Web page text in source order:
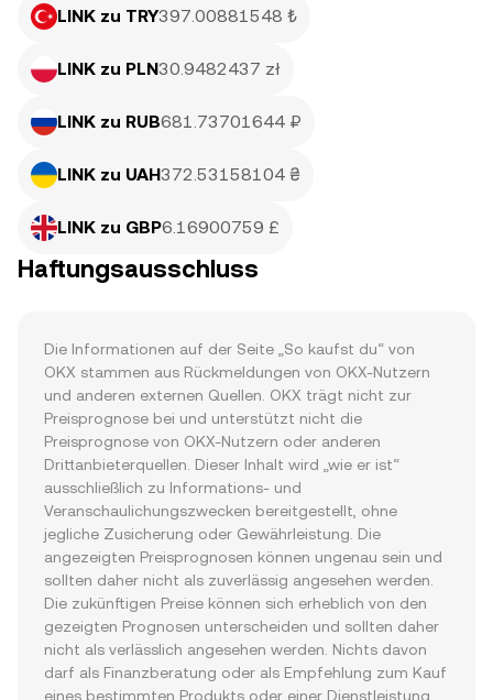
LINK zu TRY397.00881548 ₺
LINK zu PLN30.9482437 zł
LINK zu RUB681.73701644 ₽
LINK zu UAH372.53158104 ₴
LINK zu GBP6.16900759 £
Haftungsausschluss
Die Informationen auf der Seite „So kaufst du“ von
OKX stammen aus Rückmeldungen von OKX-Nutzern
und anderen externen Quellen. OKX trägt nicht zur
Preisprognose bei und unterstützt nicht die
Preisprognose von OKX-Nutzern oder anderen
Drittanbieterquellen. Dieser Inhalt wird „wie er ist“
ausschließlich zu Informations- und
Veranschaulichungszwecken bereitgestellt, ohne
jegliche Zusicherung oder Gewährleistung. Die
angezeigten Preisprognosen können ungenau sein und
sollten daher nicht als zuverlässig angesehen werden.
Die zukünftigen Preise können sich erheblich von den
gezeigten Prognosen unterscheiden und sollten daher
nicht als verlässlich angesehen werden. Nichts davon
darf als Finanzberatung oder als Empfehlung zum Kauf
eines bestimmten Produkts oder einer Dienstleistung